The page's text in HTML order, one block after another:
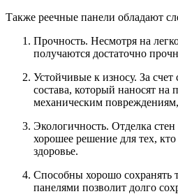
Также реечные панели обладают
Прочность. Несмотря на
получаются достаточно
Устойчивые к износу. За
состава, который наносят
механическим
Экологичность. Отделка
хорошее решение для тех, кто
здоровье.
Способны хорошо сохранять
панелями позволит долго